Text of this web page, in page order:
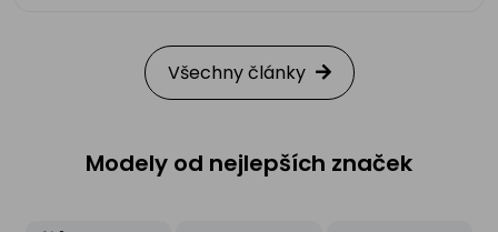
Všechny články
Modely od nejlepších značek